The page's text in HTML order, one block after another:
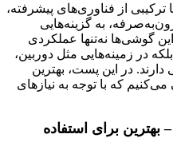
میان‌رده در سال 2025 با ترکیبی از فناوری‌های پیشرفته،
به گزینه‌هایی
این گوشی‌ها نه‌تنها عملکردی
در زمینه‌هایی مثل دوربین،
دارند. در این پست، بهترین
که با توجه به نیازهای
1. سامسونگ گلکسی A56 5G – بهترین برای استفاده